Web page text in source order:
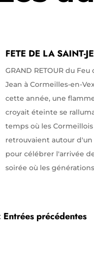
FETE DE LA SAINT-
GRAND RETOUR du
Jean à Cormeilles-en-
cette année, une
croyait éteinte se
temps où les Cormeillois
retrouvaient autour
pour célébrer l'arrivée
soirée où les
Entrées précédentes